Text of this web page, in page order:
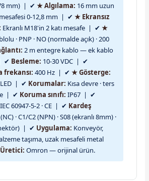
mm) | ✔ ★ Algılama: 16 mm uzun
mesafesi 0-12,8 mm | ✔ ★ Ekransız
Ekranlı M18'in 2 katı mesafe | ✔ ★
· PNP · NO (normalde açık) · 200
2 m entegre kablo — ek kablo
✔ Besleme: 10-30 VDC | ✔
frekansı: 400 Hz | ✔ ★ Gösterge:
LED | ✔ Korumalar: Kısa devre · ters
| ✔ Koruma sınıfı: IP67 | ✔
IEC 60947-5-2 · CE | ✔ Kardeş
· C1/C2 (NPN) · S08 (ekranlı 8mm) ·
| ✔ Uygulama: Konveyör,
taşıma, uzak mesafeli metal
Üretici: Omron — orijinal ürün.